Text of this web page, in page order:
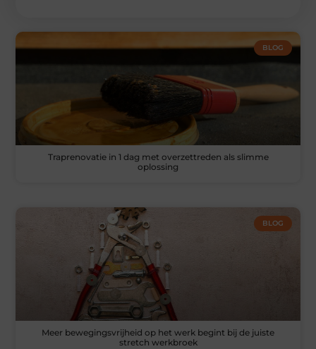
BLOG
Traprenovatie in 1 dag met overzettreden als slimme
oplossing
BLOG
Meer bewegingsvrijheid op het werk begint bij de juiste
stretch werkbroek